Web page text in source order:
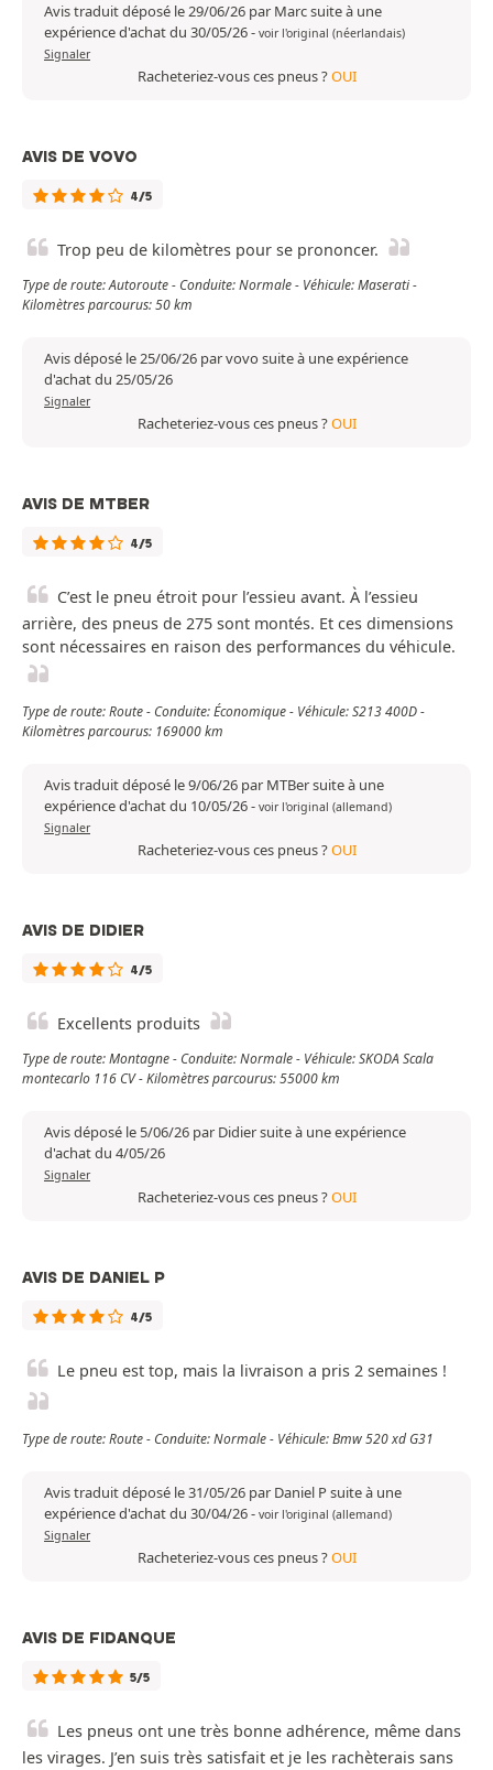
Avis traduit déposé le 29/06/26 par Marc suite à une
expérience d'achat du 30/05/26- voir l'original (néerlandais)
Signaler
Racheteriez-vous ces pneus ?OUI
AVIS DE VOVO
4/5
Trop peu de kilomètres pour se prononcer.
Type de route: Autoroute - Conduite: Normale - Véhicule: Maserati -
Kilomètres parcourus: 50 km
Avis déposé le 25/06/26 par vovo suite à une expérience
d'achat du 25/05/26
Signaler
Racheteriez-vous ces pneus ?OUI
AVIS DE MTBER
4/5
C’est le pneu étroit pour l’essieu avant. À l’essieu
arrière, des pneus de 275 sont montés. Et ces dimensions
sont nécessaires en raison des performances du véhicule.
Type de route: Route - Conduite: Économique - Véhicule: S213 400D -
Kilomètres parcourus: 169000 km
Avis traduit déposé le 9/06/26 par MTBer suite à une
expérience d'achat du 10/05/26- voir l'original (allemand)
Signaler
Racheteriez-vous ces pneus ?OUI
AVIS DE DIDIER
4/5
Excellents produits
Type de route: Montagne - Conduite: Normale - Véhicule: SKODA Scala
montecarlo 116 CV - Kilomètres parcourus: 55000 km
Avis déposé le 5/06/26 par Didier suite à une expérience
d'achat du 4/05/26
Signaler
Racheteriez-vous ces pneus ?OUI
AVIS DE DANIEL P
4/5
Le pneu est top, mais la livraison a pris 2 semaines !
Type de route: Route - Conduite: Normale - Véhicule: Bmw 520 xd G31
Avis traduit déposé le 31/05/26 par Daniel P suite à une
expérience d'achat du 30/04/26- voir l'original (allemand)
Signaler
Racheteriez-vous ces pneus ?OUI
AVIS DE FIDANQUE
5/5
Les pneus ont une très bonne adhérence, même dans
les virages. J’en suis très satisfait et je les rachèterais sans